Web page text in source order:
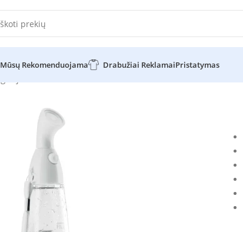
Mūsų Rekomenduojama Drabužiai ReklamaiPristatymas